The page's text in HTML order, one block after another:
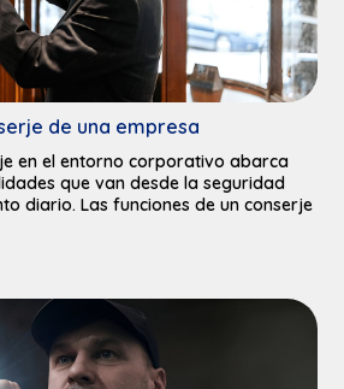
de una empresa
en el entorno corporativo abarca
que van desde la seguridad
diario. Las funciones de un conserje